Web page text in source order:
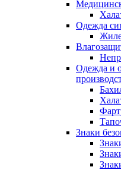
Одежда
Одежда и
Знаки